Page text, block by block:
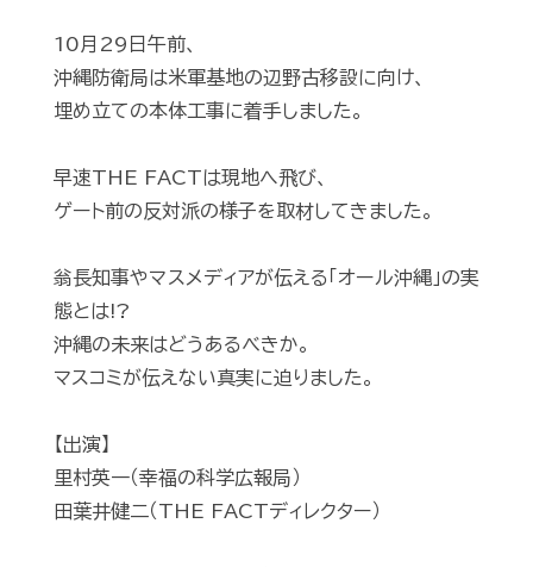
10月29日午前、
沖縄防衛局は米軍基地の辺野古移設に向け、
埋め立ての本体工事に着手しました。
早速THE FACTは現地へ飛び、
ゲート前の反対派の様子を取材してきました。
翁長知事やマスメディアが伝える「オール沖縄」の実
態とは!?
沖縄の未来はどうあるべきか。
マスコミが伝えない真実に迫りました。
【出演】
里村英一（幸福の科学広報局）
田葉井健二（THE FACTディレクター）